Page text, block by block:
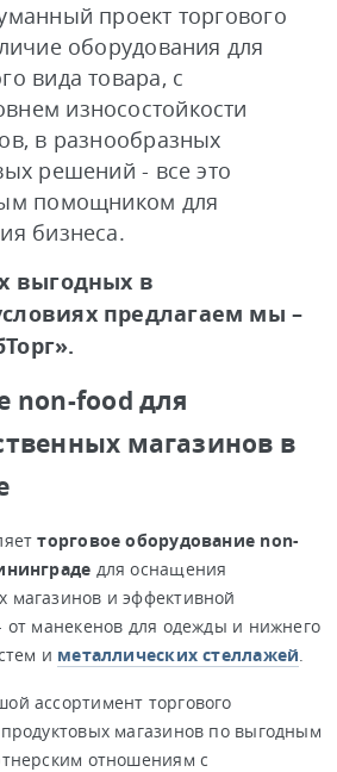
проект торгового
оборудования для
вида товара, с
износостойкости
в разнообразных
решений - все это
помощником для
бизнеса.
выгодных в
предлагаем мы –
non-food для
магазинов в
торговое оборудование non-
для оснащения
магазинов и эффективной
от манекенов для одежды и нижнего
и металлических стеллажей.
ассортимент торгового
магазинов по выгодным
отношениям с